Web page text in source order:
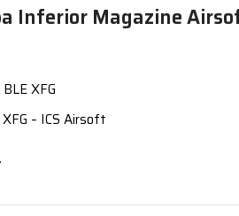
Inferior Magazine
XFG
– ICS Airsoft